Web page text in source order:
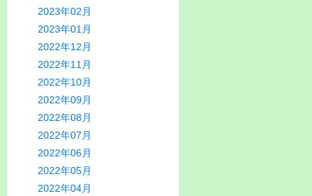
2023年02月
2023年01月
2022年12月
2022年11月
2022年10月
2022年09月
2022年08月
2022年07月
2022年06月
2022年05月
2022年04月